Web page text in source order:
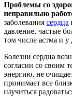
Проблемы со
неправильно
заболевания сердца
давление, частые
том числе астма и у
Болезни сердца
согласии со своим
энергию, не
принимает все
научиться